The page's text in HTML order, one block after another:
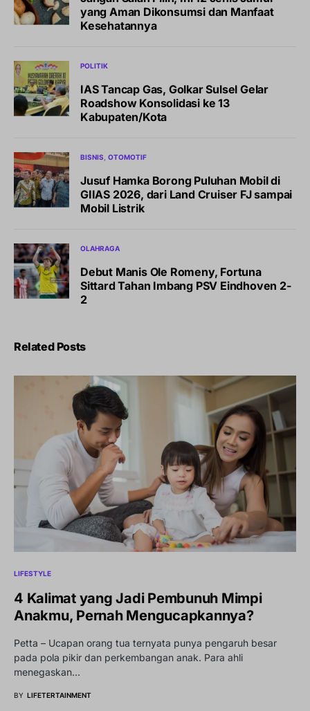
yang Aman Dikonsumsi dan Manfaat
Kesehatannya
POLITIK
IAS Tancap Gas, Golkar Sulsel Gelar
Roadshow Konsolidasi ke 13
Kabupaten/Kota
BISNIS OTOMOTIF
Jusuf Hamka Borong Puluhan Mobil di
GIIAS 2026, dari Land Cruiser FJ sampai
Mobil Listrik
OLAHRAGA
Debut Manis Ole Romeny, Fortuna
Sittard Tahan Imbang PSV Eindhoven 2-
2
Related Posts
LIFESTYLE
4 Kalimat yang Jadi Pembunuh Mimpi
Anakmu, Pernah Mengucapkannya?
Petta – Ucapan orang tua ternyata punya pengaruh besar
pada pola pikir dan perkembangan anak. Para ahli
menegaskan…
BY LIFETERTAINMENT